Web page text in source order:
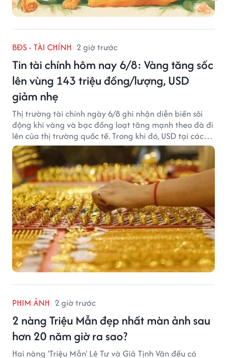
BĐS - TÀI CHÍNH 2 giờ trước
Tin tài chính hôm nay 6/8: Vàng tăng sốc
lên vùng 143 triệu đồng/lượng, USD
giảm nhẹ
Thị trường tài chính ngày 6/8 ghi nhận diễn biến sôi
động khi vàng và bạc đồng loạt tăng mạnh theo đà đi
lên của thị trường quốc tế. Trong khi đó, USD tại các
ngân hàng tiếp tục hạ nhiệt dù tỷ giá trung tâm lập
đỉnh mới.
PHIM ẢNH 2 giờ trước
2 nàng Triệu Mẫn đẹp nhất màn ảnh sau
hơn 20 năm giờ ra sao?
Hai nàng 'Triệu Mẫn' Lê Tư và Giả Tịnh Văn đều có